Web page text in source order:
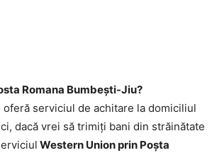
Romana Bumbeşti-Jiu?
serviciul de achitare la domiciliul
dacă vrei să trimiţi bani din străinătate
Western Union prin Poşta